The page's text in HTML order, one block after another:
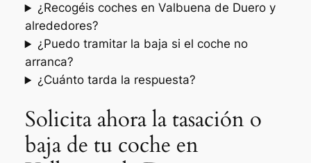
¿Recogéis coches en Valbuena de Duero y
alrededores?
¿Puedo tramitar la baja si el coche no
arranca?
¿Cuánto tarda la respuesta?
Solicita ahora la tasación o
baja de tu coche en